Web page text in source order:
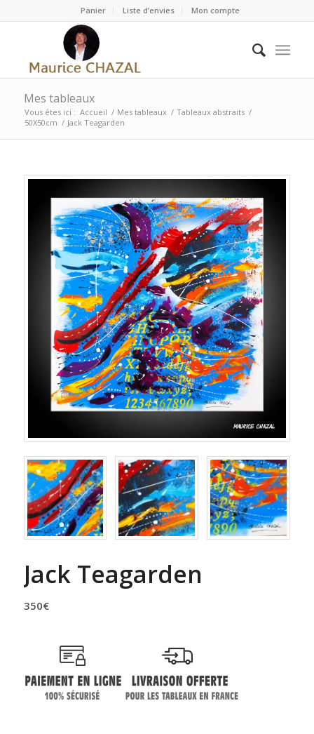
Panier Liste d’envies Mon compte
Mes tableaux
Vous êtes ici : Accueil / Mes tableaux / Tableaux abstraits /
50X50cm / Jack Teagarden
Jack Teagarden
350€